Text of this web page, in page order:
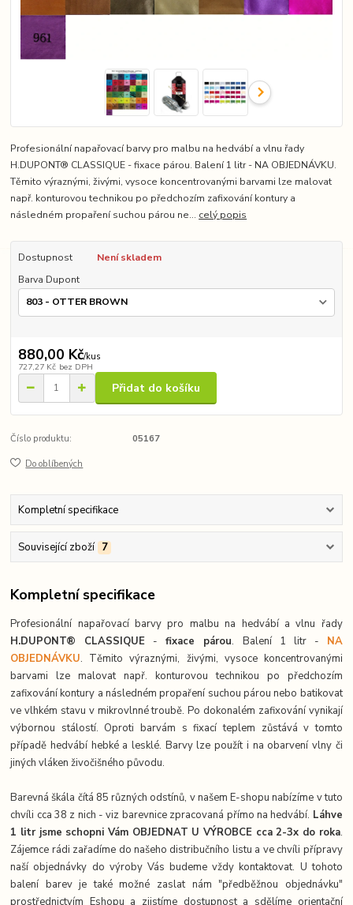
Profesionální napařovací barvy pro malbu na hedvábí a vlnu řady
H.DUPONT® CLASSIQUE - fixace párou. Balení 1 litr - NA OBJEDNÁVKU.
Těmito výraznými, živými, vysoce koncentrovanými barvami lze malovat
např. konturovou technikou po předchozím zafixování kontury a
následném propaření suchou párou ne... celý popis
Dostupnost
Není skladem
Barva Dupont
880,00 Kč/kus
727,27 Kč bez DPH
Přidat do košíku
Číslo produktu: 05167
Do oblíbených
Kompletní specifikace
Související zboží 7
Kompletní specifikace
Profesionální napařovací barvy pro malbu na hedvábí a vlnu řady
H.DUPONT® CLASSIQUE -fixace párou. Balení 1 litr - NA
OBJEDNÁVKU. Těmito výraznými, živými, vysoce koncentrovanými
barvami lze malovat např. konturovou technikou po předchozím
zafixování kontury a následném propaření suchou párou nebo batikovat
ve vlhkém stavu v mikrovlnné troubě. Po dokonalém zafixování vynikají
výbornou stálostí. Oproti barvám s fixací teplem zůstává v tomto
případě hedvábí hebké a lesklé. Barvy lze použít i na obarvení vlny či
jiných vláken živočišného původu.
Barevná škála čítá 85 různých odstínů, v našem E-shopu nabízíme v tuto
chvíli cca 38 z nich - viz barevnice zpracovaná přímo na hedvábí. Láhve
1 litr jsme schopni Vám OBJEDNAT U VÝROBCE cca 2-3x do roka.
Zájemce rádi zařadíme do našeho distribučního listu a ve chvíli přípravy
naší objednávky do výroby Vás budeme vždy kontaktovat. U tohoto
balení barev je také možné zaslat nám "předběžnou objednávku"
prostřednictvím Eshopu a zjistíme dostupnost a sdělíme orientační